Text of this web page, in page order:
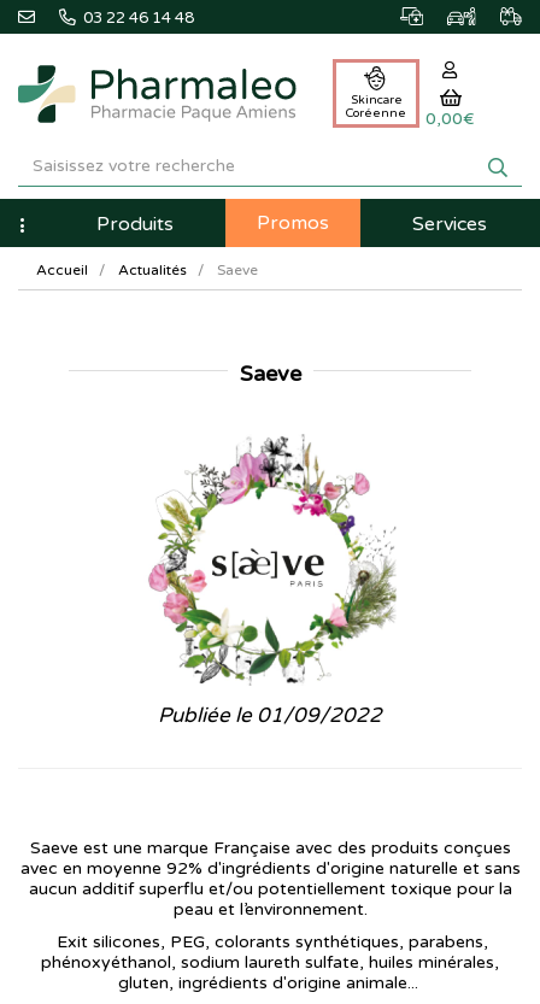
03 22 46 14 48
Pharmaleo
Pharmacie
Paque
Amiens
Skincare
Coréenne
0,00€
NavigationProduits Promos Services
Accueil Actualités Saeve
Saeve
Publiée le 01/09/2022
Saeve est une marque Française avec des produits conçues
avec en moyenne 92% d'ingrédients d'origine naturelle et sans
aucun additif superflu et/ou potentiellement toxique pour la
peau et l’environnement.
Exit silicones, PEG, colorants synthétiques, parabens,
phénoxyéthanol, sodium laureth sulfate, huiles minérales,
gluten, ingrédients d'origine animale...